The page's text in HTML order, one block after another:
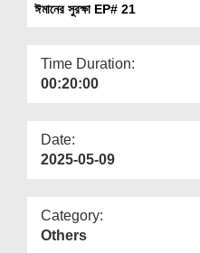
More
ঈমানের সুরক্ষা EP# 21
Time Duration:
00:20:00
Date:
2025-05-09
Category:
Others